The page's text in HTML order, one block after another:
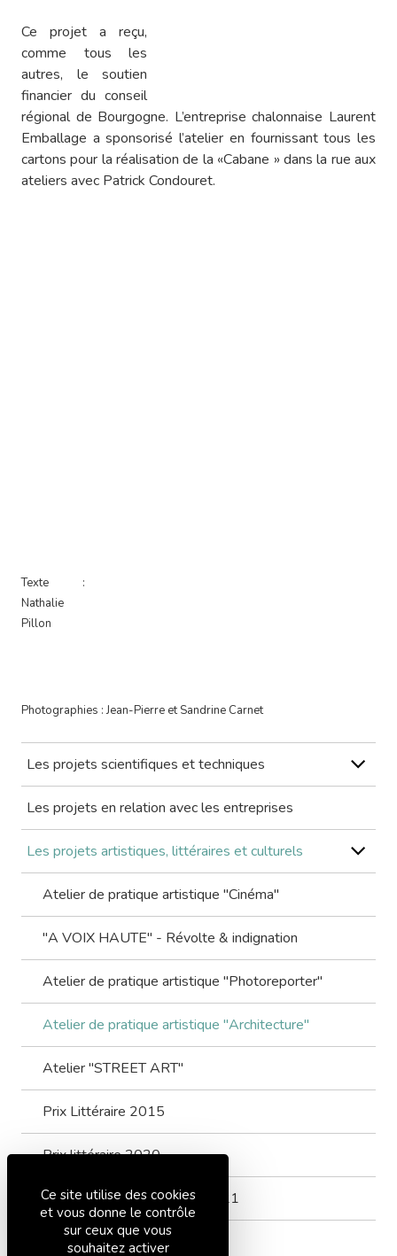
Ce projet a reçu,
comme tous les
autres, le soutien
financier du conseil
régional de Bourgogne. L’entreprise chalonnaise Laurent
Emballage a sponsorisé l’atelier en fournissant tous les
cartons pour la réalisation de la «Cabane » dans la rue aux
ateliers avec Patrick Condouret.
Texte :
Nathalie
Pillon
Photographies : Jean-Pierre et Sandrine Carnet
Les projets scientifiques et techniques
Les projets en relation avec les entreprises
Les projets artistiques, littéraires et culturels
Atelier de pratique artistique "Cinéma"
"A VOIX HAUTE" - Révolte & indignation
Atelier de pratique artistique "Photoreporter"
Atelier de pratique artistique "Architecture"
Atelier "STREET ART"
Prix Littéraire 2015
Prix littéraire 2020
Concours Bulles de cristal 2021
Ce site utilise des cookies
et vous donne le contrôle
sur ceux que vous
souhaitez activer